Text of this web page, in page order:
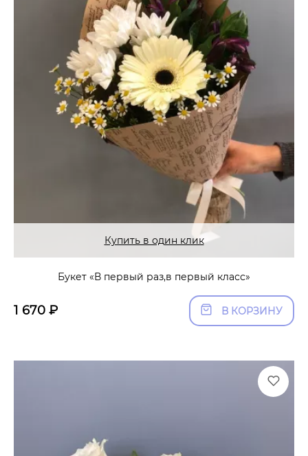
Купить в один клик
Букет «В первый раз,в первый класс»
1 670 ₽ В КОРЗИНУ